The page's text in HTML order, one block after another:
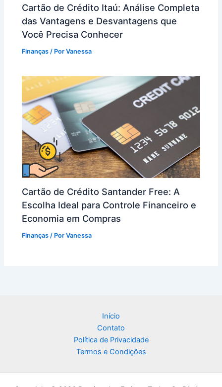
Cartão de Crédito Itaú: Análise Completa
das Vantagens e Desvantagens que
Você Precisa Conhecer
Finanças / PorVanessa
Cartão de Crédito Santander Free: A
Escolha Ideal para Controle Financeiro e
Economia em Compras
Finanças / PorVanessa
Início
Contato
Política de Privacidade
Termos e Condições